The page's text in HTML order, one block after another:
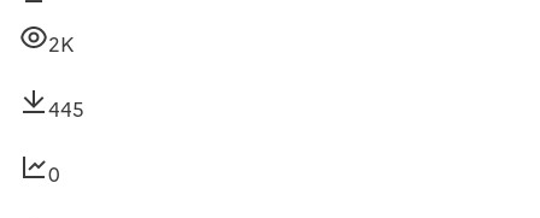
2K
445
0